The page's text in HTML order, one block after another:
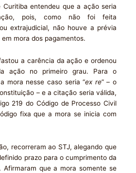
Curitiba entendeu que a ação seria
pois, como não foi feita
extrajudicial, não houve a prévia
mora dos pagamentos.
a carência da ação e ordenou
ação no primeiro grau. Para o
mora nesse caso seria “ex re” – o
– e a citação seria válida,
219 do Código de Processo Civil
fixa que a mora se inicia com
recorreram ao STJ, alegando que
prazo para o cumprimento da
Afirmaram que a mora somente se